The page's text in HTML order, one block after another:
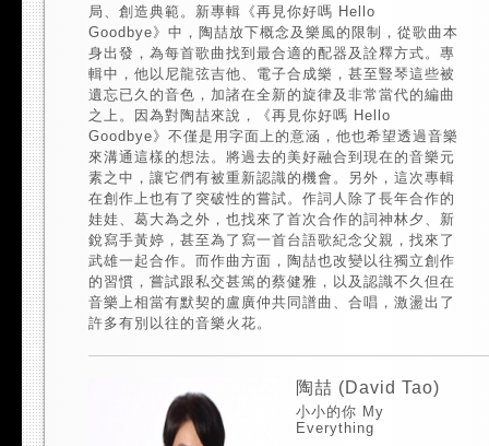
局、創造典範。新專輯《再見你好嗎 Hello
Goodbye》中，陶喆放下概念及樂風的限制，從歌曲本
身出發，為每首歌曲找到最合適的配器及詮釋方式。專
輯中，他以尼龍弦吉他、電子合成樂，甚至豎琴這些被
遺忘已久的音色，加諸在全新的旋律及非常當代的編曲
之上。因為對陶喆來說，《再見你好嗎 Hello
Goodbye》不僅是用字面上的意涵，他也希望透過音樂
來溝通這樣的想法。將過去的美好融合到現在的音樂元
素之中，讓它們有被重新認識的機會。另外，這次專輯
在創作上也有了突破性的嘗試。作詞人除了長年合作的
娃娃、葛大為之外，也找來了首次合作的詞神林夕、新
銳寫手黃婷，甚至為了寫一首台語歌紀念父親，找來了
武雄一起合作。而作曲方面，陶喆也改變以往獨立創作
的習慣，嘗試跟私交甚篤的蔡健雅，以及認識不久但在
音樂上相當有默契的盧廣仲共同譜曲、合唱，激盪出了
許多有別以往的音樂火花。
陶喆 (David Tao)
小小的你 My
Everything